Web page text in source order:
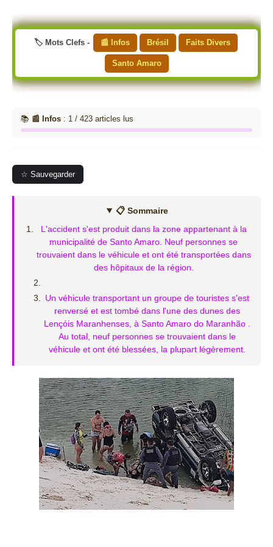
🏷️ Mots Clefs - 📰 Infos Brésil Faits Divers
Santo Amaro
📚 📰 Infos : 1 / 423 articles lus
☆ Sauvegarder
📋 Sommaire
L'accident s'est produit dans la zone appartenant à la
municipalité de Santo Amaro. Neuf personnes se
trouvaient dans le véhicule et ont été transportées dans
des hôpitaux de la région.
Un véhicule transportant un groupe de touristes s'est
renversé et est tombé dans l'une des dunes des
Lençóis Maranhenses, à Santo Amaro do Maranhão .
Au total, neuf personnes se trouvaient dans le
véhicule et ont été blessées, la plupart légèrement.